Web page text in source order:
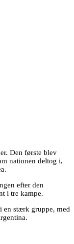
Den første blev
nationen deltog i,
efter den
i tre kampe.
en stærk gruppe, med